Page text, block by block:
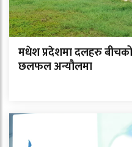
मधेश प्रदेशमा दलहरु
छलफल अन्यौलमा